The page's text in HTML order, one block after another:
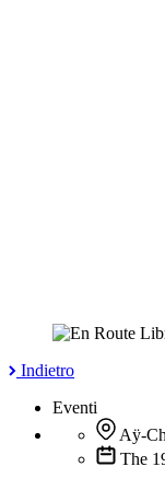
Indietro
Eventi
Aÿ-
The